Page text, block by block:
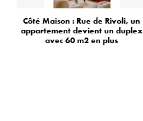
Côté Maison : Rue de Rivoli, un
appartement devient un duplex
avec 60 m2 en plus